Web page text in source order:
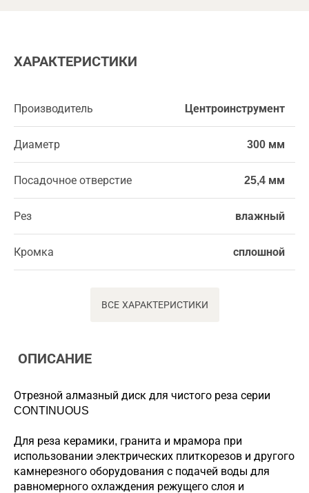
ХАРАКТЕРИСТИКИ
Производитель Центроинструмент
Диаметр 300 мм
Посадочное отверстие 25,4 мм
Рез влажный
Кромка сплошной
ВСЕ ХАРАКТЕРИСТИКИ
ОПИСАНИЕ
Отрезной алмазный диск для чистого реза серии
CONTINUOUS
Для реза керамики, гранита и мрамора при
использовании электрических плиткорезов и другого
камнерезного оборудования с подачей воды для
равномерного охлаждения режущего слоя и